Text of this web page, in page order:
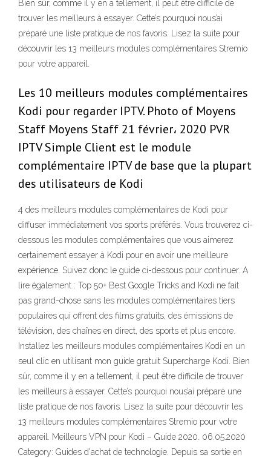
Bien sûr, comme il y en a tellement, il peut être difficile de
trouver les meilleurs à essayer. Cette’s pourquoi nous’ai
préparé une liste pratique de nos favoris. Lisez la suite pour
découvrir les 13 meilleurs modules complémentaires Stremio
pour votre appareil.
Les 10 meilleurs modules complémentaires
Kodi pour regarder IPTV. Photo of Moyens
Staff Moyens Staff 21 février، 2020 PVR
IPTV Simple Client est le module
complémentaire IPTV de base que la plupart
des utilisateurs de Kodi
4 des meilleurs modules complémentaires de Kodi pour
diffuser immédiatement vos sports préférés. Vous trouverez ci-
dessous les modules complémentaires que vous aimerez
certainement essayer à Kodi pour en avoir une meilleure
expérience. Suivez donc le guide ci-dessous pour continuer. A
lire également : Top 50+ Best Google Tricks and Kodi ne fait
pas grand-chose sans les modules complémentaires tiers
populaires qui offrent des films gratuits, des émissions de
télévision, des chaînes en direct, des sports et plus encore.
Installez les meilleurs modules complémentaires Kodi en un
seul clic en utilisant mon guide gratuit Supercharge Kodi. Bien
sûr, comme il y en a tellement, il peut être difficile de trouver
les meilleurs à essayer. Cette’s pourquoi nous’ai préparé une
liste pratique de nos favoris. Lisez la suite pour découvrir les
13 meilleurs modules complémentaires Stremio pour votre
appareil. Meilleurs VPN pour Kodi – Guide 2020. 06.05.2020
Category: Guides d'achat de technologie. Depuis sa sortie en